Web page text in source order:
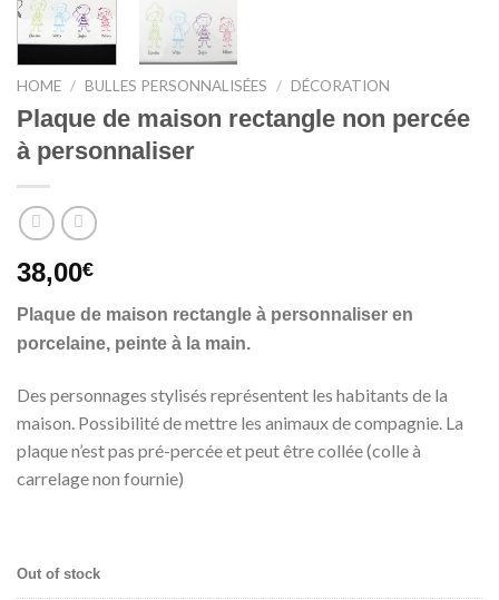
HOME / BULLES PERSONNALISÉES / DÉCORATION
Plaque de maison rectangle non percée
à personnaliser
38,00€
Plaque de maison rectangle à personnaliser en
porcelaine, peinte à la main.
Des personnages stylisés représentent les habitants de la
maison. Possibilité de mettre les animaux de compagnie. La
plaque n’est pas pré-percée et peut être collée (colle à
carrelage non fournie)
Out of stock